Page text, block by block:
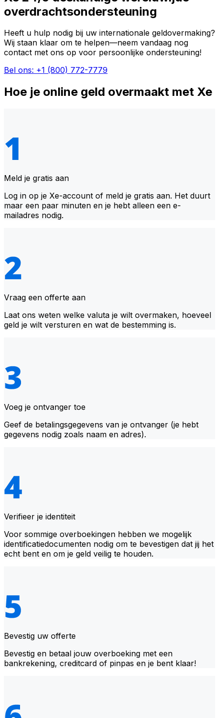
overdrachtsondersteuning
Heeft u hulp nodig bij uw internationale geldovermaking?
Wij staan klaar om te helpen—neem vandaag nog
contact met ons op voor persoonlijke ondersteuning!
Bel ons: +1 (800) 772-7779
Hoe je online geld overmaakt met Xe
Meld je gratis aan
Log in op je Xe-account of meld je gratis aan. Het duurt
maar een paar minuten en je hebt alleen een e-
mailadres nodig.
Vraag een offerte aan
Laat ons weten welke valuta je wilt overmaken, hoeveel
geld je wilt versturen en wat de bestemming is.
Voeg je ontvanger toe
Geef de betalingsgegevens van je ontvanger (je hebt
gegevens nodig zoals naam en adres).
Verifieer je identiteit
Voor sommige overboekingen hebben we mogelijk
identificatiedocumenten nodig om te bevestigen dat jij het
echt bent en om je geld veilig te houden.
Bevestig uw offerte
Bevestig en betaal jouw overboeking met een
bankrekening, creditcard of pinpas en je bent klaar!